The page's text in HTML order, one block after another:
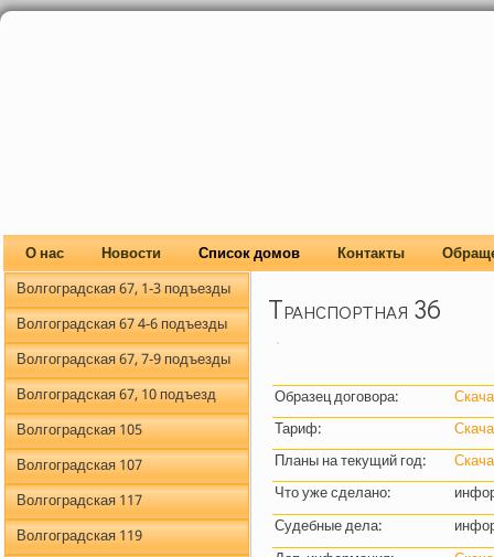
О нас Новости Список домов Контакты
Волгоградская 67, 1-3 подъезды
Волгоградская 67 4-6 подъезды
Волгоградская 67, 7-9 подъезды
Волгоградская 67, 10 подъезд
Волгоградская 105
Волгоградская 107
Волгоградская 117
Волгоградская 119
Транспортная 36
Образец договора:
Тариф:
Планы на текущий год:
Что уже сделано:
Судебные дела: